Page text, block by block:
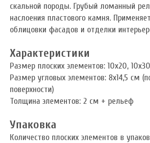
скальной породы. Грубый ломанный
наслоения пластового камня.
облицовки фасадов и отделки
Характеристики
Размер плоских элементов: 10x20,
Размер угловых элементов: 8x14,5 см
поверхности)
Толщина элементов: 2 см + рельеф
Упаковка
Количество плоских элементов в